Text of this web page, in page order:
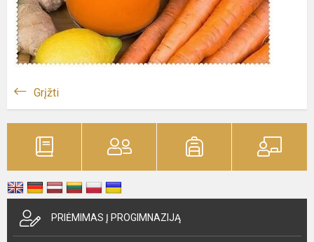
Grįžti
PRIĖMIMAS Į PROGIMNAZIJĄ